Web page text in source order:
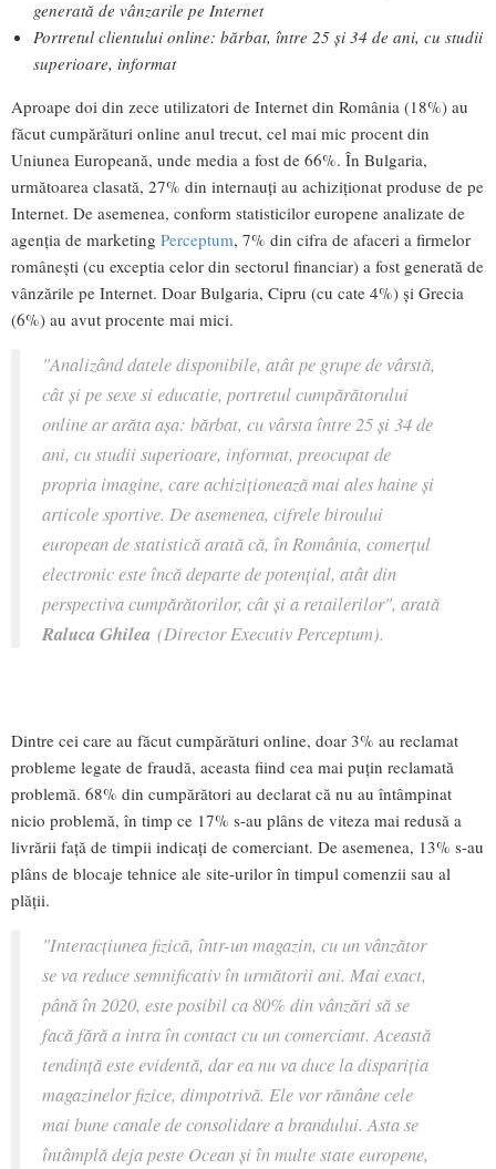
generată de vânzarile pe Internet
Portretul clientului online: bărbat, între 25 și 34 de ani, cu studii
superioare, informat
Aproape doi din zece utilizatori de Internet din România (18%) au
făcut cumpărături online anul trecut, cel mai mic procent din
Uniunea Europeană, unde media a fost de 66%. În Bulgaria,
următoarea clasată, 27% din internauți au achiziționat produse de pe
Internet. De asemenea, conform statisticilor europene analizate de
agenția de marketing Perceptum, 7% din cifra de afaceri a firmelor
românești (cu exceptia celor din sectorul financiar) a fost generată de
vânzările pe Internet. Doar Bulgaria, Cipru (cu cate 4%) și Grecia
(6%) au avut procente mai mici.
"Analizând datele disponibile, atât pe grupe de vârstă,
cât și pe sexe si educatie, portretul cumpărătorului
online ar arăta așa: bărbat, cu vârsta între 25 și 34 de
ani, cu studii superioare, informat, preocupat de
propria imagine, care achiziționează mai ales haine și
articole sportive. De asemenea, cifrele biroului
european de statistică arată că, în România, comerțul
electronic este încă departe de potențial, atât din
perspectiva cumpărătorilor, cât și a retailerilor", arată
Raluca Ghilea (Director Executiv Perceptum).
Dintre cei care au făcut cumpărături online, doar 3% au reclamat
probleme legate de fraudă, aceasta fiind cea mai puțin reclamată
problemă. 68% din cumpărători au declarat că nu au întâmpinat
nicio problemă, în timp ce 17% s-au plâns de viteza mai redusă a
livrării față de timpii indicați de comerciant. De asemenea, 13% s-au
plâns de blocaje tehnice ale site-urilor în timpul comenzii sau al
plății.
"Interacțiunea fizică, într-un magazin, cu un vânzător
se va reduce semnificativ în următorii ani. Mai exact,
până în 2020, este posibil ca 80% din vânzări să se
facă fără a intra în contact cu un comerciant. Această
tendință este evidentă, dar ea nu va duce la dispariția
magazinelor fizice, dimpotrivă. Ele vor rămâne cele
mai bune canale de consolidare a brandului. Asta se
întâmplă deja peste Ocean și în multe state europene,